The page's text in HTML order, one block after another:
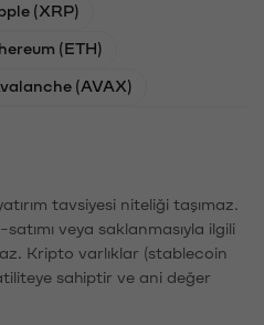
(XRP)
(ETH)
(AVAX)
tavsiyesi niteliği taşımaz.
veya saklanmasıyla ilgili
Kripto varlıklar (stablecoin
sahiptir ve ani değer